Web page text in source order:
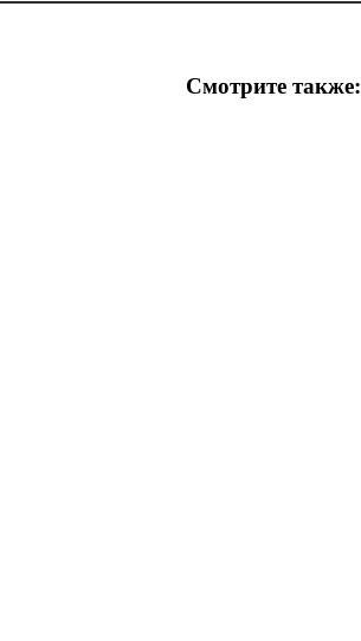
Смотрите также: